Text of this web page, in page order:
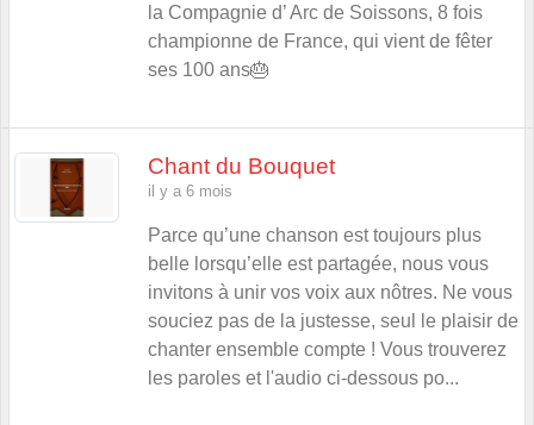
la Compagnie d’ Arc de Soissons, 8 fois
championne de France, qui vient de fêter
ses 100 ans🎂
Chant du Bouquet
il y a 6 mois
Parce qu’une chanson est toujours plus
belle lorsqu’elle est partagée, nous vous
invitons à unir vos voix aux nôtres. Ne vous
souciez pas de la justesse, seul le plaisir de
chanter ensemble compte ! Vous trouverez
les paroles et l'audio ci-dessous po...